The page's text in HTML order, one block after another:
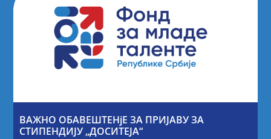
ВАЖНО ОБАВЕШТЕНјЕ ЗА ПРИЈАВУ ЗА
СТИПЕНДИЈУ „ДОСИТЕЈА“